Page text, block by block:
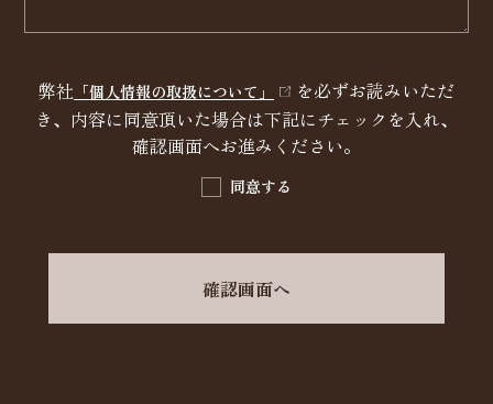
弊社 「個人情報の取扱について」
を必ずお読みいただ
き、内容に同意頂いた場合は下記にチェックを入れ、
確認画面へお進みください。
同意する